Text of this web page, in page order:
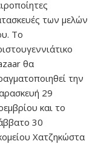
των μελών
Το
θα
την
29
και το
30
Χατζηκώστα